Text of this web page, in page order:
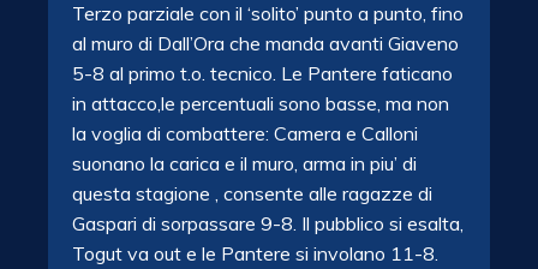
Terzo parziale con il ‘solito’ punto a punto, fino
al muro di Dall’Ora che manda avanti Giaveno
5-8 al primo t.o. tecnico. Le Pantere faticano
in attacco,le percentuali sono basse, ma non
la voglia di combattere: Camera e Calloni
suonano la carica e il muro, arma in piu’ di
questa stagione , consente alle ragazze di
Gaspari di sorpassare 9-8. Il pubblico si esalta,
Togut va out e le Pantere si involano 11-8.